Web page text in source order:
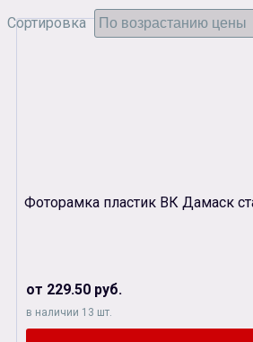
Сортировка
Фоторамка пластик ВК Дамаск
от 229.50 руб.
в наличии 13 шт.